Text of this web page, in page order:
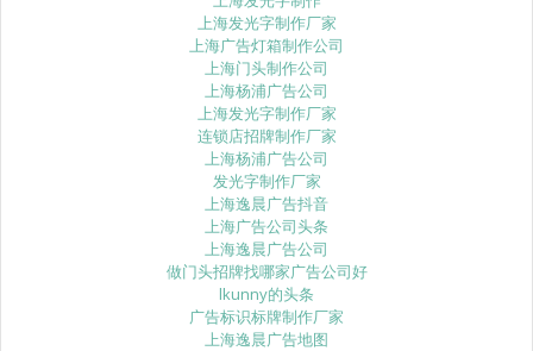
上海发光字制作厂家
上海广告灯箱制作公司
上海门头制作公司
上海杨浦广告公司
上海发光字制作厂家
连锁店招牌制作厂家
上海杨浦广告公司
发光字制作厂家
上海逸晨广告抖音
上海广告公司头条
上海逸晨广告公司
做门头招牌找哪家广告公司好
lkunny的头条
广告标识标牌制作厂家
上海逸晨广告地图